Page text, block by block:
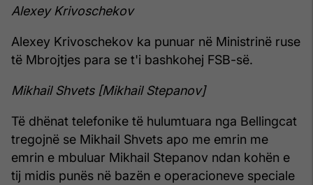
Alexey Krivoschekov
Alexey Krivoschekov ka punuar në Ministrinë ruse
të Mbrojtjes para se t'i bashkohej FSB-së.
Mikhail Shvets [Mikhail Stepanov]
Të dhënat telefonike të hulumtuara nga Bellingcat
tregojnë se Mikhail Shvets apo me emrin me
emrin e mbuluar Mikhail Stepanov ndan kohën e
tij midis punës në bazën e operacioneve speciale